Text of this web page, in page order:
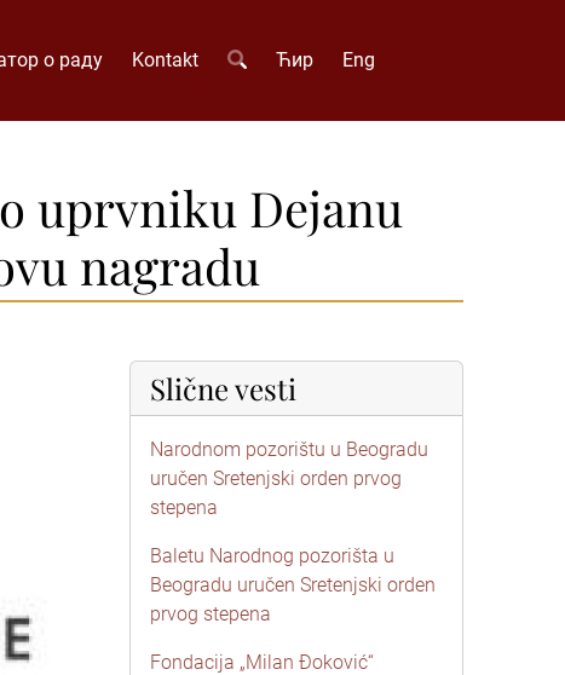
о раду Kontakt Ћир Eng
uprvniku Dejanu
nagradu
Slične vesti
Narodnom pozorištu u Beogradu
uručen Sretenjski orden prvog
stepena
Baletu Narodnog pozorišta u
Beogradu uručen Sretenjski orden
prvog stepena
Fondacija „Milan Đoković“